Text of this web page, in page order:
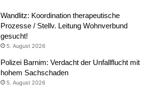
Wandlitz: Koordination therapeutische
Prozesse / Stellv. Leitung Wohnverbund
gesucht!
5. August 2026
Polizei Barnim: Verdacht der Unfallflucht mit
hohem Sachschaden
5. August 2026